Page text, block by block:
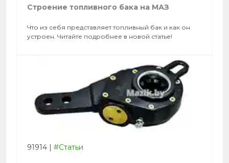
Строение топливного бака на МАЗ
Что из себя представляет топливный бак и как он
устроен. Читайте подробнее в новой статье!
91914 | #Статьи